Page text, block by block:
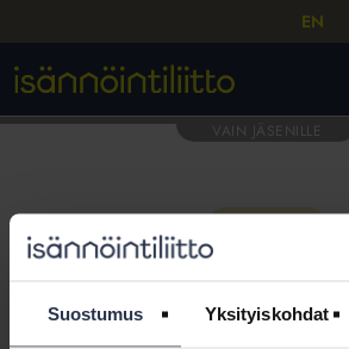
Suostumus Yksityiskohdat
EN